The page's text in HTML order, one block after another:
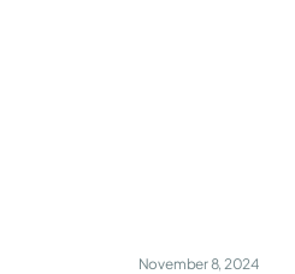
November 8, 2024